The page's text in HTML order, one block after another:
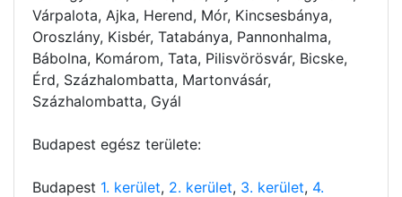
Várpalota, Ajka, Herend, Mór, Kincsesbánya,
Oroszlány, Kisbér, Tatabánya, Pannonhalma,
Bábolna, Komárom, Tata, Pilisvörösvár, Bicske,
Érd, Százhalombatta, Martonvásár,
Százhalombatta, Gyál
Budapest egész területe:
Budapest 1. kerület, 2. kerület, 3. kerület, 4.